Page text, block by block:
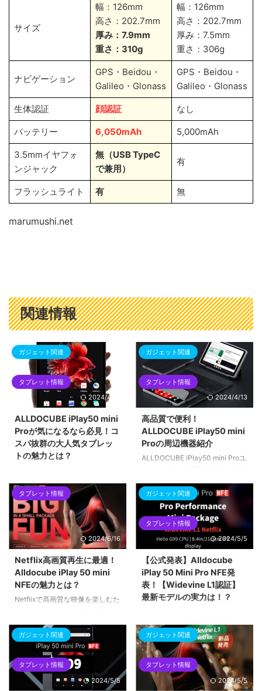
サイズ
幅：126mm
高さ：202.7mm
厚み：7.9mm
重さ：310g
幅：126mm
高さ：202.7mm
厚み：7.5mm
重さ：306g
ナビゲーション
GPS・Beidou・
Galileo・Glonass
GPS・Beidou・
Galileo・Glonass
生体認証 顔認証 なし
バッテリー 6,050mAh 5,000mAh
3.5mmイヤフォ
ンジャック
無（USB TypeC
で兼用）
有
フラッシュライト 有 無
marumushi.net
関連情報
ガジェット関連
タブレット情報
2024/4/14
ALLDOCUBE iPlay50 mini
Proが気になるなら必見！コ
スパ抜群の大人気タブレッ
トの魅力とは？
は、高性能ながらもお手頃な価格
のタブレットとして話題です。
Antutuベンチマークスコアやコス
パの良さ、iPlay50 miniとの違い
など、その魅力を詳しくご紹介し
ています。もしもALLDOCUBE
は、ぜひ本記事をご覧ください！
ガジェット関連
タブレット情報
2024/4/13
高品質で便利！
ALLDOCUBE iPlay50 mini
Proの周辺機器紹介
ALLDOCUBE iPlay50 mini Proユ
機器を紹介します。キーボードケ
ース、ケース、フィルムなど、使
い勝手や保護性に優れたアイテム
をチェックして、より快適なスマ
ートライフを実現しましょう。
ALLDOCUBE iPlay50 mini Pro購
入者必読の記事です！
タブレット情報
2024/6/16
Netflix高画質再生に最適！
Alldocube iPlay 50 mini
NFEの魅力とは？
Netflixで高画質な映像を楽しむた
NFEがおすすめです。この記事で
は、その魅力と使い勝手を詳しく
解説しています。ストレージ容量
や大画面など、快適な視聴を実現
するポイントをお伝えします。是
非、Alldocube iPlay 50 mini NFE
ガジェット関連
タブレット情報
2024/5/5
【公式発表】Alldocube
iPlay 50 Mini Pro NFE発
表！【Widevine L1認証】
最新モデルの実力は！？
Pro NFEが公式発表！最新の8イ
ンチタブレットに興味のある方必
見！
ガジェット関連
タブレット情報
2024/5/5
ガジェット関連
タブレット情報
2024/5/5